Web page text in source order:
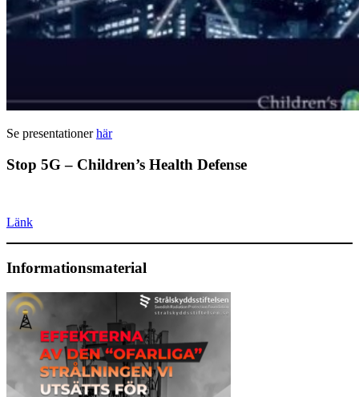
Se presentationerhär
Stop 5G – Children’s Health Defense
Länk
Informationsmaterial